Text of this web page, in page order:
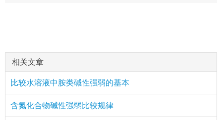
相关文章
比较水溶液中胺类碱性强弱的基本
含氮化合物碱性强弱比较规律